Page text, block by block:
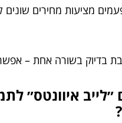
מציעות מחירים שונים
בדיוק בשורה אחת –
״לייב איוונטס״